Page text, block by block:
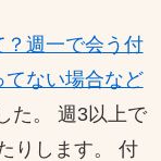
週一で会う付
てない場合など
た。 週3以上で
りします。 付